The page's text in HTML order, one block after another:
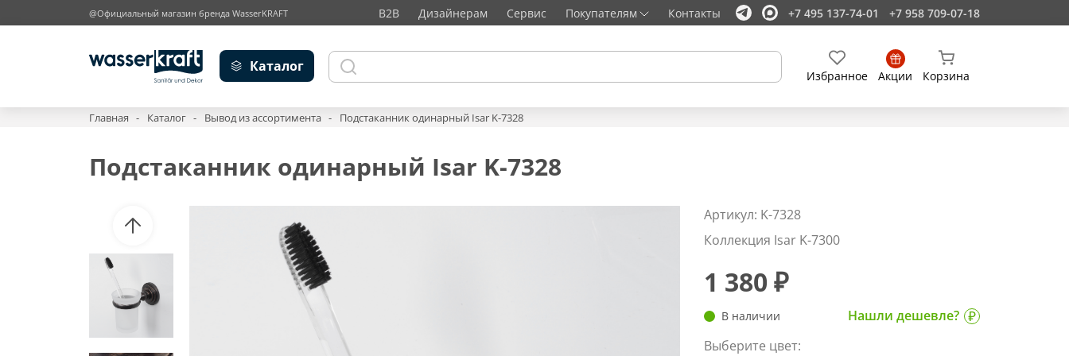
@Официальный магазин бренда WasserKRAFT B2B Дизайнерам Сервис Покупателям Контакты +7 495 137-74-01 +7 958 709-07-18
Каталог
Избранное Акции Корзина
Главная Каталог Вывод из ассортимента Подстаканник одинарный Isar K-7328
Подстаканник одинарный Isar K-7328
Артикул: K-7328
Коллекция Isar K-7300
1 380 ₽
В наличии
Нашли дешевле?
Выберите цвет: